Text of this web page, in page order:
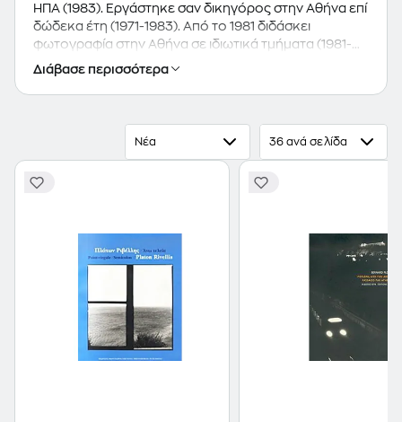
ΗΠΑ (1983). Εργάστηκε σαν δικηγόρος στην Αθήνα επί
δώδεκα έτη (1971-1983). Από το 1981 διδάσκει
φωτογραφία στην Αθήνα σε ιδιωτικά τμήματα (1981-
1987 στο Studio Quark, 1988-2002 στον
Φωτογραφικό Κύκλο και από το 2003 στο Μουσείο
Μπενάκη). Παράλληλα, από το 1984 μέχρι το 1994
σχολές φωτογραφίας Focus και Leica Academy, στη
Σχολή Μωραΐτη και στο Κολλέγιο Αθηνών. Από το
παραδίδει σειρά σεμιναρίων στη Σύρο με θέμα τον
κινηματογράφο. Οργάνωσε τα πρότυπα τμήματα
φωτογραφίας της Λαϊκής Επιμόρφωσης (1985) και
δίδαξε τους επιμορφωτές τους (από το 1985 μέχρι το
1990). Επιμελήθηκε σειρά από εκπομπές της κρατικής
τηλεόρασης για τη φωτογραφία. Έχει παραδώσει
Διάβασε περισσότερα
Νέα 36 ανά σελίδα